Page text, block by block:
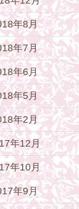
年8月
年7月
年6月
年5月
年2月
年12月
年10月
年9月